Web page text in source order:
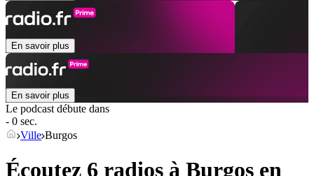
En savoir plus
En savoir plus
Le podcast débute dans
- 0 sec.
Ville Burgos
Écoutez 6 radios à Burgos en